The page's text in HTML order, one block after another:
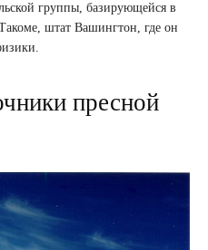
группы, базирующейся в
штат Вашингтон, где он
пресной